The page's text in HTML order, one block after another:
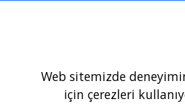
Web sitemizde
için çerezleri